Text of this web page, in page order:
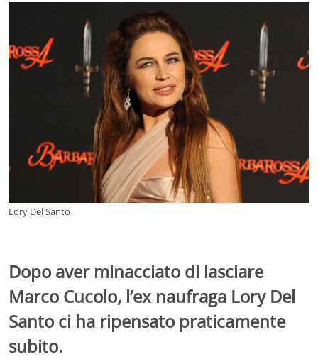
Lory Del Santo
Dopo aver minacciato di lasciare
Marco Cucolo, l’ex naufraga Lory Del
Santo ci ha ripensato praticamente
subito.